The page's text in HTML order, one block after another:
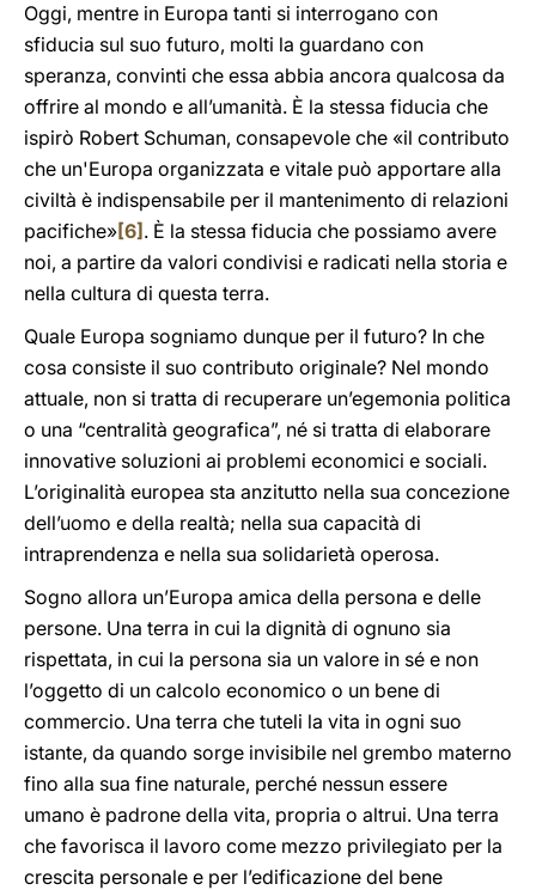
Oggi, mentre in Europa tanti si interrogano con
sfiducia sul suo futuro, molti la guardano con
speranza, convinti che essa abbia ancora qualcosa da
offrire al mondo e all’umanità. È la stessa fiducia che
ispirò Robert Schuman, consapevole che «il contributo
che un'Europa organizzata e vitale può apportare alla
civiltà è indispensabile per il mantenimento di relazioni
pacifiche»[6] . È la stessa fiducia che possiamo avere
noi, a partire da valori condivisi e radicati nella storia e
nella cultura di questa terra.
Quale Europa sogniamo dunque per il futuro? In che
cosa consiste il suo contributo originale? Nel mondo
attuale, non si tratta di recuperare un’egemonia politica
o una “centralità geografica”, né si tratta di elaborare
innovative soluzioni ai problemi economici e sociali.
L’originalità europea sta anzitutto nella sua concezione
dell’uomo e della realtà; nella sua capacità di
intraprendenza e nella sua solidarietà operosa.
Sogno allora un’Europa amica della persona e delle
persone. Una terra in cui la dignità di ognuno sia
rispettata, in cui la persona sia un valore in sé e non
l’oggetto di un calcolo economico o un bene di
commercio. Una terra che tuteli la vita in ogni suo
istante, da quando sorge invisibile nel grembo materno
fino alla sua fine naturale, perché nessun essere
umano è padrone della vita, propria o altrui. Una terra
che favorisca il lavoro come mezzo privilegiato per la
crescita personale e per l’edificazione del bene